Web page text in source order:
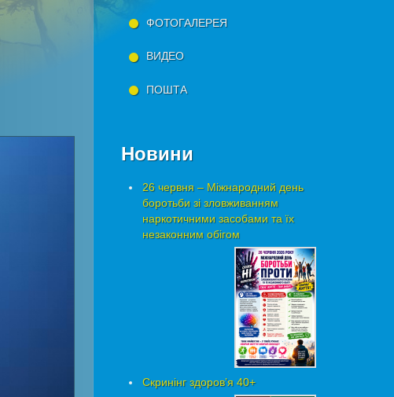
ФОТОГАЛЕРЕЯ
ВИДЕО
ПОШТА
Новини
26 червня – Міжнародний день
боротьби зі зловживанням
наркотичними засобами та їх
незаконним обігом
Скринінг здоровʼя 40+